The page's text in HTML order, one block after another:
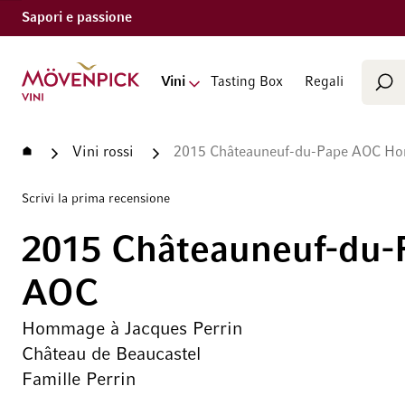
Sapori e passione
Vai alla Home Page
Vini Tasting Box Regali
Home Vini rossi 2015 Châteauneuf-du-Pape AOC
Scrivi la prima recensione
2015 Châteauneuf-du-
AOC
Hommage à Jacques Perrin
Château de Beaucastel
Famille Perrin